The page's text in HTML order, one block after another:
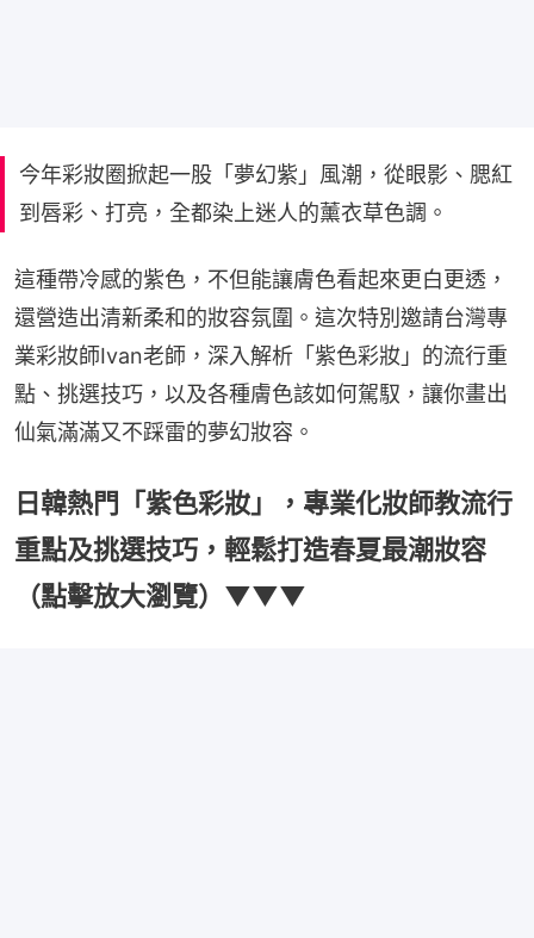
今年彩妝圈掀起一股「夢幻紫」風潮，從眼影、腮紅
到唇彩、打亮，全都染上迷人的薰衣草色調。
這種帶冷感的紫色，不但能讓膚色看起來更白更透，
還營造出清新柔和的妝容氛圍。這次特別邀請台灣專
業彩妝師Ivan老師，深入解析「紫色彩妝」的流行重
點、挑選技巧，以及各種膚色該如何駕馭，讓你畫出
仙氣滿滿又不踩雷的夢幻妝容。
日韓熱門「紫色彩妝」，專業化妝師教流行
重點及挑選技巧，輕鬆打造春夏最潮妝容
（點擊放大瀏覽）▼▼▼